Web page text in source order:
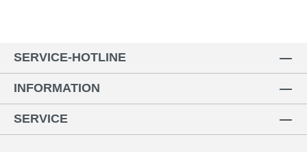
SERVICE-HOTLINE
INFORMATION
SERVICE